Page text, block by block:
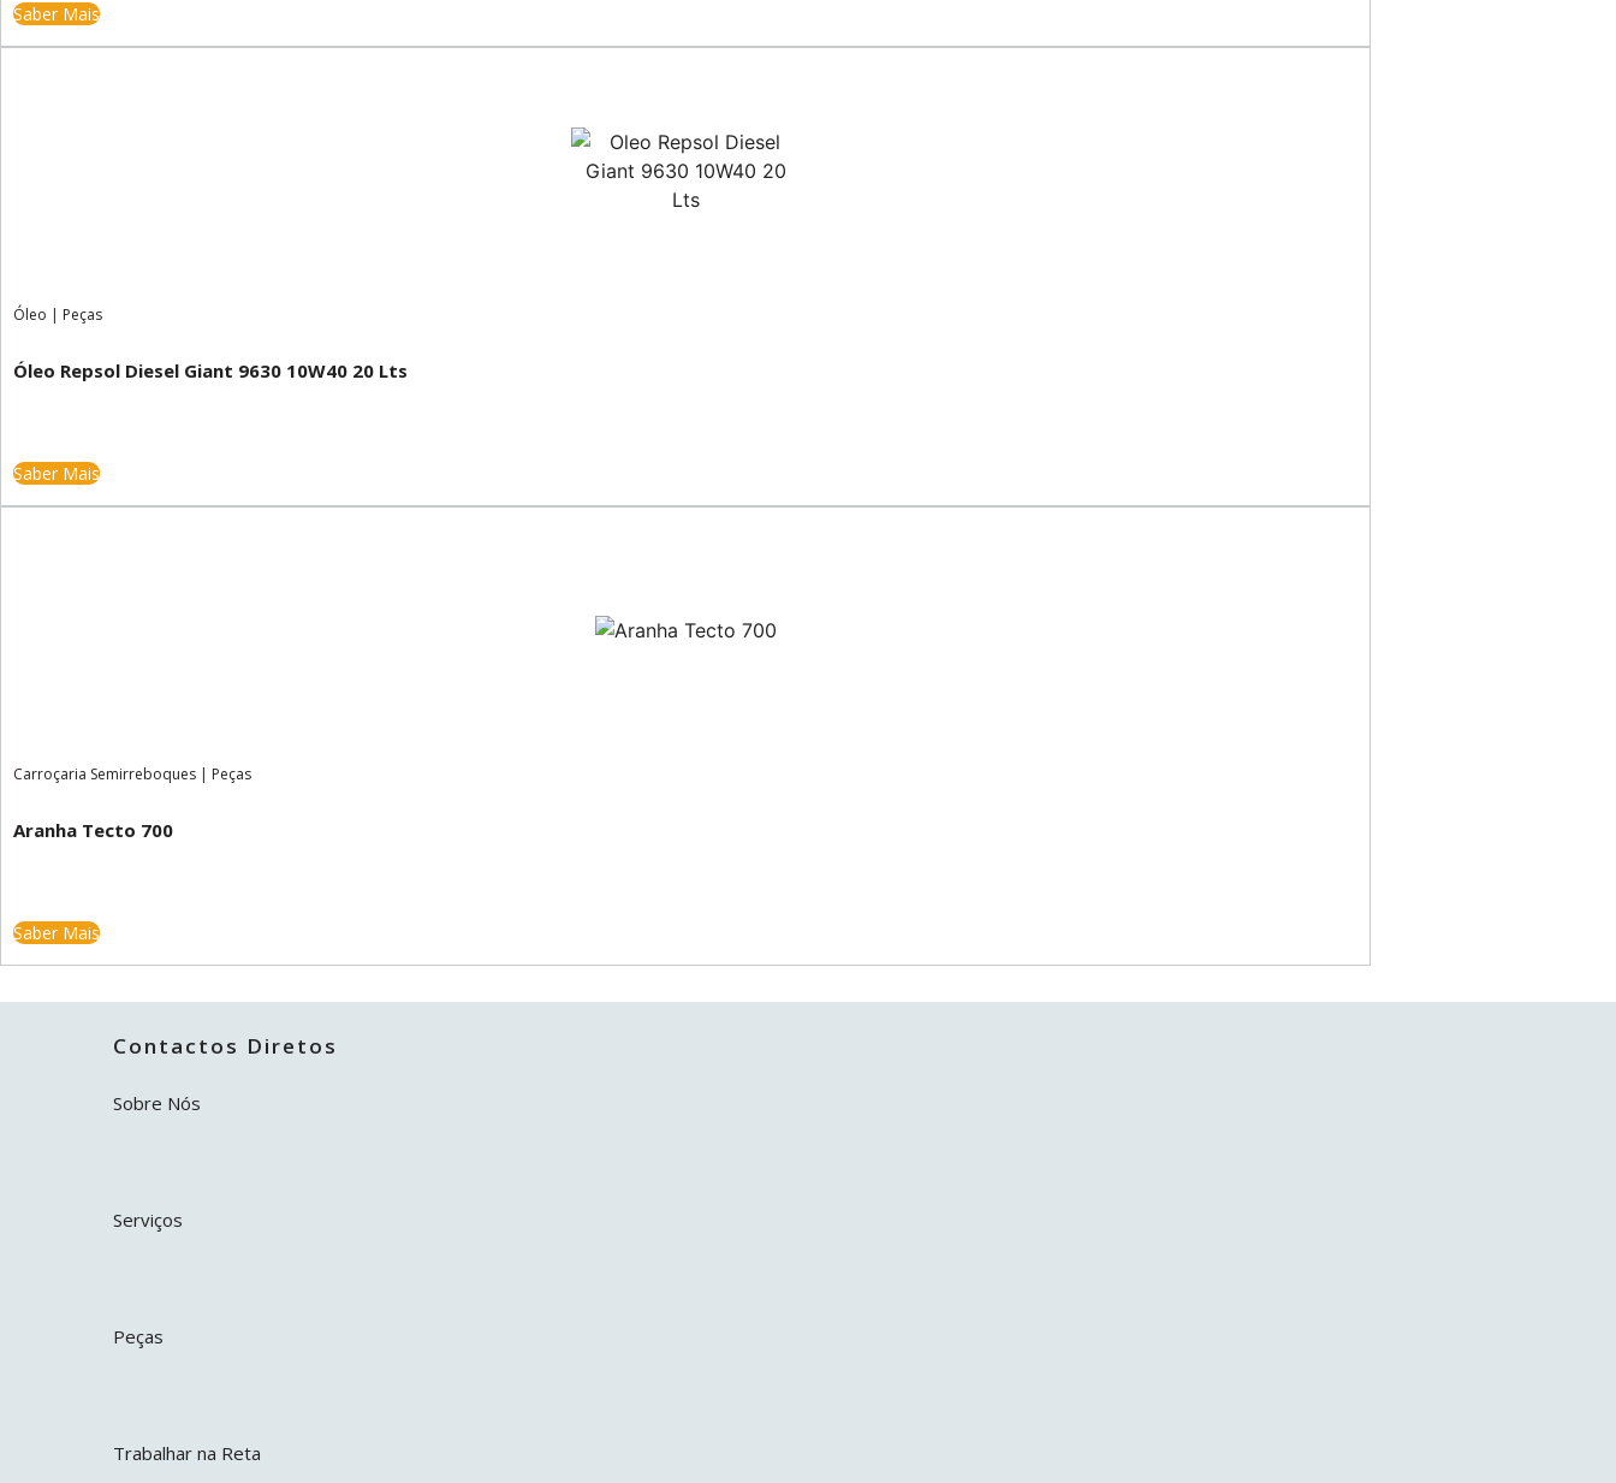
Saber Mais
Óleo | Peças
Óleo Repsol Diesel Giant 9630 10W40 20 Lts
Saber Mais
Carroçaria Semirreboques | Peças
Aranha Tecto 700
Saber Mais
Contactos Diretos
Sobre Nós
Serviços
Peças
Trabalhar na Reta